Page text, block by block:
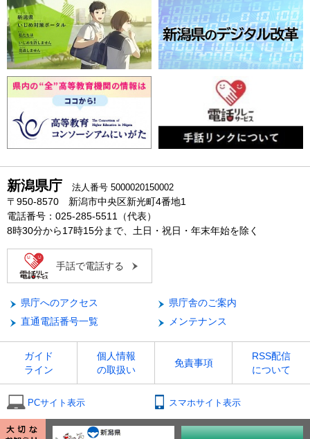
新潟県庁 法人番号 5000020150002
〒950-8570 新潟市中央区新光町4番地1
電話番号：025-285-5511（代表）
8時30分から17時15分まで、土日・祝日・年末年始を除く
手話で電話する
県庁へのアクセス
県庁舎のご案内
直通電話番号一覧
メンテナンス
ガイド
ライン
個人情報
の取扱い
免責事項
RSS配信
について
PCサイト表示 スマホサイト表示